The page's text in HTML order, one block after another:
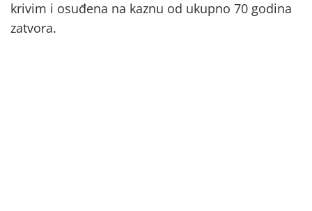
krivim i osuđena na kaznu od ukupno 70 godina
zatvora.